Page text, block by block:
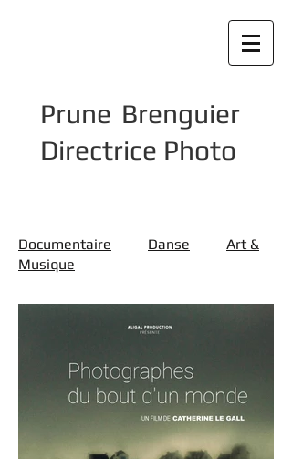
Prune Brenguier
Directrice Photo
Documentaire Danse
Art &
Musique